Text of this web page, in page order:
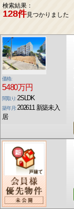
検索結果：
128件見つかりました
価格:
5480万円
間取り:2SLDK
築年月:202611 新築未入
居